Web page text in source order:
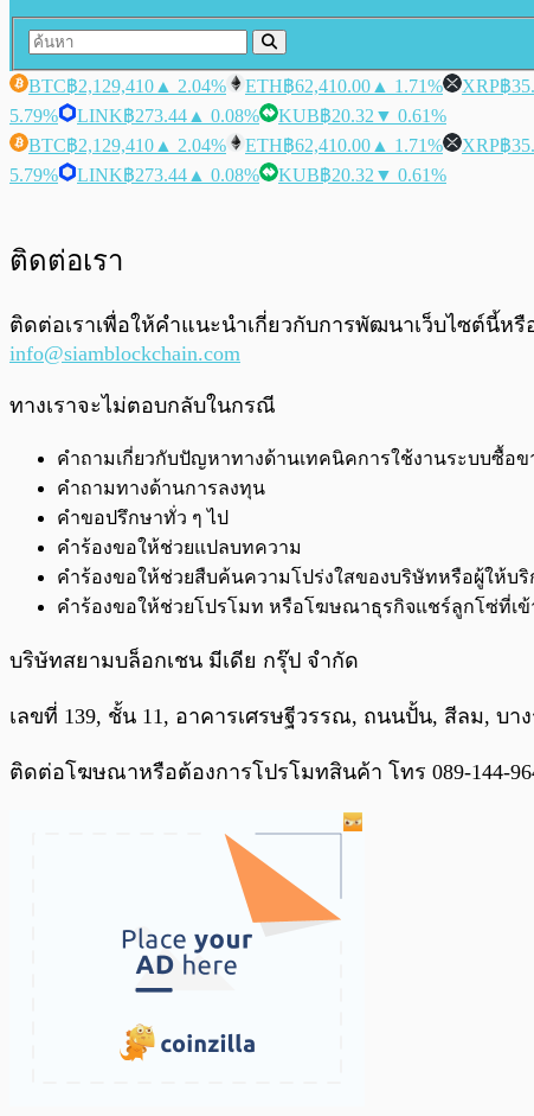
BTC฿2,129,410 ▲ 2.04% ETH฿62,410.00 ▲ 1.71% XRP฿
5.79%
LINK฿273.44 ▲ 0.08% KUB฿20.32 ▼ 0.61%
BTC฿2,129,410 ▲ 2.04% ETH฿62,410.00 ▲ 1.71% XRP฿
5.79%
LINK฿273.44 ▲ 0.08% KUB฿20.32 ▼ 0.61%
ติดต่อเรา
ติดต่อเราเพื่อให้คำแนะนำเกี่ยวกับการพัฒนาเว็บไซต์นี้
info@siamblockchain.com
ทางเราจะไม่ตอบกลับในกรณี
คำถามเกี่ยวกับปัญหาทางด้านเทคนิคการใช้งานระบบซื้อข
คำถามทางด้านการลงทุน
คำขอปรึกษาทั่ว ๆ ไป
คำร้องขอให้ช่วยแปลบทความ
คำร้องขอให้ช่วยสืบค้นความโปร่งใสของบริษัทหรือผู้ให้บ
คำร้องขอให้ช่วยโปรโมท หรือโฆษณาธุรกิจแชร์ลูกโซ่ที่เ
บริษัทสยามบล็อกเชน มีเดีย กรุ๊ป จำกัด
เลขที่ 139, ชั้น 11, อาคารเศรษฐีวรรณ, ถนนปั้น, สีลม, บาง
ติดต่อโฆษณาหรือต้องการโปรโมทสินค้า โทร 089-144-